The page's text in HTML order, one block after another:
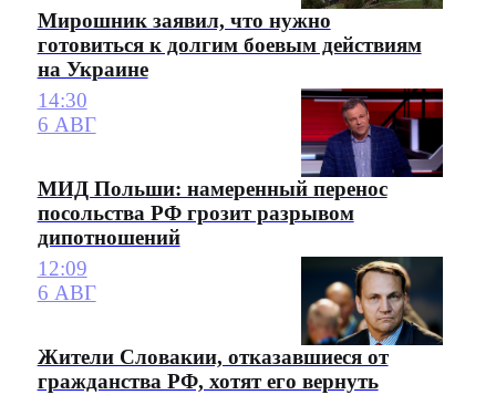
Мирошник заявил, что нужно
готовиться к долгим боевым действиям
на Украине
14:30
6 АВГ
МИД Польши: намеренный перенос
посольства РФ грозит разрывом
дипотношений
12:09
6 АВГ
Жители Словакии, отказавшиеся от
гражданства РФ, хотят его вернуть